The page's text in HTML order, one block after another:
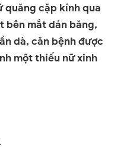
quăng cặp kính qua
bên mắt dán băng,
dà, căn bệnh được
một thiếu nữ xinh